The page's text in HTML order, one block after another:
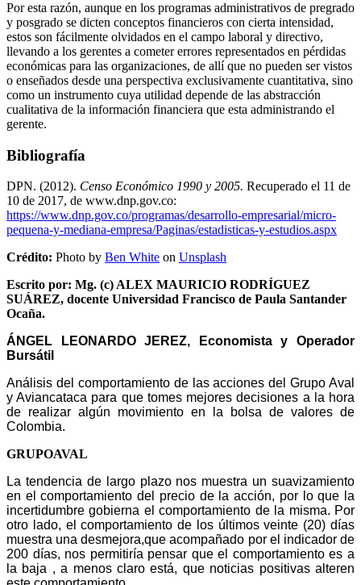
Por esta razón, aunque en los programas administrativos de pregrado
y posgrado se dicten conceptos financieros con cierta intensidad,
estos son fácilmente olvidados en el campo laboral y directivo,
llevando a los gerentes a cometer errores representados en pérdidas
económicas para las organizaciones, de allí que no pueden ser vistos
o enseñados desde una perspectiva exclusivamente cuantitativa, sino
como un instrumento cuya utilidad depende de las abstracción
cualitativa de la información financiera que esta administrando el
gerente.
Bibliografía
DPN. (2012). Censo Económico 1990 y 2005. Recuperado el 11 de
10 de 2017, de www.dnp.gov.co:
https://www.dnp.gov.co/programas/desarrollo-empresarial/micro-
pequena-y-mediana-empresa/Paginas/estadisticas-y-estudios.aspx
Crédito: Photo by Ben White on Unsplash
Escrito por: Mg. (c) ALEX MAURICIO RODRÍGUEZ
SUÁREZ, docente Universidad Francisco de Paula Santander
Ocaña.
ÁNGEL LEONARDO JEREZ, Economista yOperador
Bursátil
Análisis del comportamiento de las acciones del Grupo Aval
y Aviancataca para que tomes mejores decisiones a la hora
de realizar algún movimiento en la bolsa de valores de
Colombia.
GRUPOAVAL
La tendencia de largo plazo nos muestra un suavizamiento
en el comportamiento del precio de la acción, por lo que la
incertidumbre gobierna el comportamiento de la misma. Por
otro lado, el comportamiento de los últimos veinte (20) días
muestra una desmejora,que acompañado por el indicador de
200 días, nos permitiría pensar que el comportamiento es a
la baja , a menos claro está, que noticias positivas alteren